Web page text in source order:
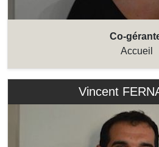
Co-
Accueil
Vincent